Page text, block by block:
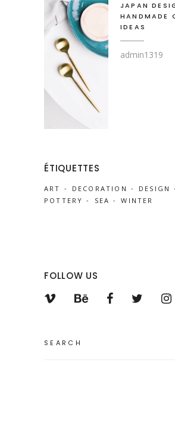
JAPAN
HANDMADE
IDEAS
admin1319
ÉTIQUETTES
ART DECORATION DESIGN
POTTERY
SEA WINTER
FOLLOW US
for: